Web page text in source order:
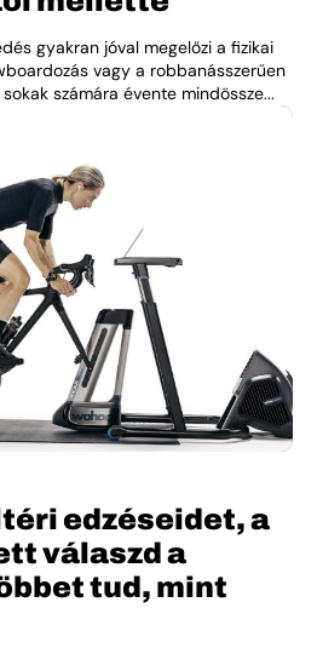
gyakran jóval megelőzi a fizikai
vagy a robbanásszerűen
számára évente mindössze...
edzéseidet, a
válaszd a
tud, mint